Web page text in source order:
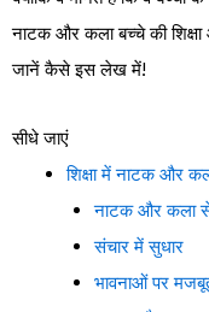
नाटक और कला बच्चे की
जानें कैसे इस लेख में!
सीधे जाएं
शिक्षा में नाटक और
नाटक और कला से
संचार में सुधार
भावनाओं पर